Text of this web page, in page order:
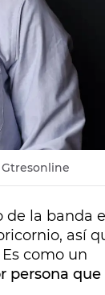
de la banda
así
como un
persona que